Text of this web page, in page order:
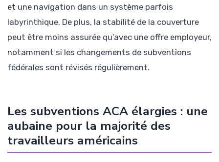
et une navigation dans un système parfois
labyrinthique. De plus, la stabilité de la couverture
peut être moins assurée qu’avec une offre employeur,
notamment si les changements de subventions
fédérales sont révisés régulièrement.
Les subventions ACA élargies : une
aubaine pour la majorité des
travailleurs américains